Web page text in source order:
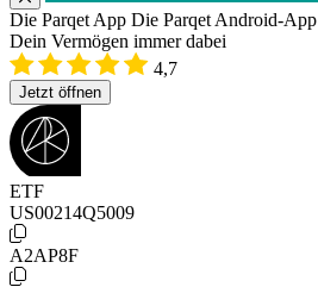
Die Parqet App Die Parqet Android-App
Dein Vermögen immer dabei
4,7
Jetzt öffnen
ETF
US00214Q5009
A2AP8F